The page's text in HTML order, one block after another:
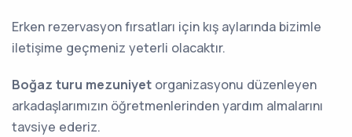
Erken rezervasyon fırsatları için kış aylarında bizimle
iletişime geçmeniz yeterli olacaktır.
Boğaz turu mezuniyet organizasyonu düzenleyen
arkadaşlarımızın öğretmenlerinden yardım almalarını
tavsiye ederiz.